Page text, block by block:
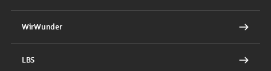
WirWunder
LBS